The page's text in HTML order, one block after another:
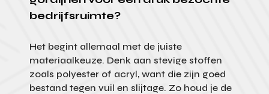
bedrijfsruimte?
Het begint allemaal met de juiste
materiaalkeuze. Denk aan stevige stoffen
zoals polyester of acryl, want die zijn goed
bestand tegen vuil en slijtage. Zo houd je de